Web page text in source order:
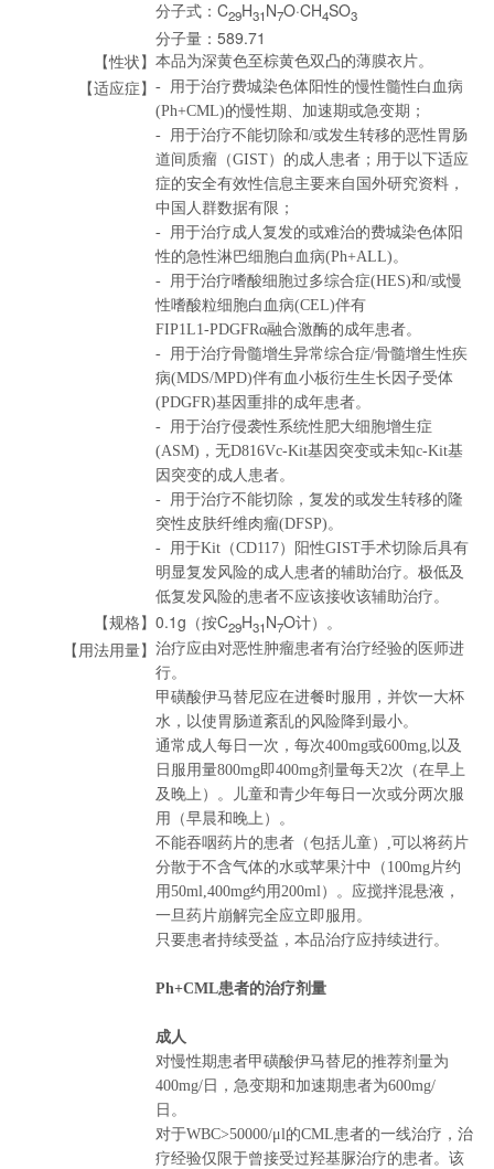
分子式：C29H31N7O·CH4SO3
分子量：589.71
【性状】 本品为深黄色至棕黄色双凸的薄膜衣片。
【适应症】 - 用于治疗费城染色体阳性的慢性髓性白血病
(Ph+CML)的慢性期、加速期或急变期；
- 用于治疗不能切除和/或发生转移的恶性胃肠
道间质瘤（GIST）的成人患者；用于以下适应
症的安全有效性信息主要来自国外研究资料，
中国人群数据有限；
- 用于治疗成人复发的或难治的费城染色体阳
性的急性淋巴细胞白血病(Ph+ALL)。
- 用于治疗嗜酸细胞过多综合症(HES)和/或慢
性嗜酸粒细胞白血病(CEL)伴有
FIP1L1-PDGFRα融合激酶的成年患者。
- 用于治疗骨髓增生异常综合症/骨髓增生性疾
病(MDS/MPD)伴有血小板衍生生长因子受体
(PDGFR)基因重排的成年患者。
- 用于治疗侵袭性系统性肥大细胞增生症
(ASM)，无D816Vc-Kit基因突变或未知c-Kit基
因突变的成人患者。
- 用于治疗不能切除，复发的或发生转移的隆
突性皮肤纤维肉瘤(DFSP)。
- 用于Kit（CD117）阳性GIST手术切除后具有
明显复发风险的成人患者的辅助治疗。极低及
低复发风险的患者不应该接收该辅助治疗。
【规格】 0.1g（按C29H31N7O计）。
【用法用量】 治疗应由对恶性肿瘤患者有治疗经验的医师进
行。
甲磺酸伊马替尼应在进餐时服用，并饮一大杯
水，以使胃肠道紊乱的风险降到最小。
通常成人每日一次，每次400mg或600mg,以及
日服用量800mg即400mg剂量每天2次（在早上
及晚上）。儿童和青少年每日一次或分两次服
用（早晨和晚上）。
不能吞咽药片的患者（包括儿童）,可以将药片
分散于不含气体的水或苹果汁中（100mg片约
用50ml,400mg约用200ml）。应搅拌混悬液，
一旦药片崩解完全应立即服用。
只要患者持续受益，本品治疗应持续进行。
Ph+CML患者的治疗剂量
成人
对慢性期患者甲磺酸伊马替尼的推荐剂量为
400mg/日，急变期和加速期患者为600mg/
日。
对于WBC>50000/μl的CML患者的一线治疗，治
疗经验仅限于曾接受过羟基脲治疗的患者。该